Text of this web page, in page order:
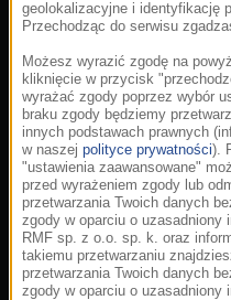
geolokalizacyjne i identyfikację
Przechodząc do serwisu
Możesz wyrazić zgodę na
kliknięcie w przycisk
wyrażać zgody poprzez wybór
braku zgody będziemy
innych podstawach prawnych
w naszej polityce prywatności).
"ustawienia zaawansowane"
przed wyrażeniem zgody lub
przetwarzania Twoich danych
zgody w oparciu o uzasadniony
RMF sp. z o.o. sp. k. oraz
takiemu przetwarzaniu
przetwarzania Twoich danych
zgody w oparciu o uzasadniony